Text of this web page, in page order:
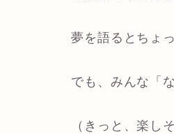
夢を語るとちょ
でも、みんな「
（きっと、楽し